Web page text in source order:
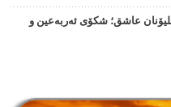
ملیۆنان عاشق؛ شکۆی ئەربەعین و